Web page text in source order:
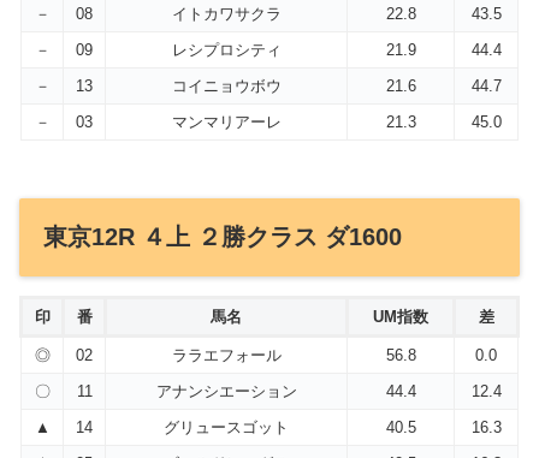
－
08 イトカワサクラ 22.8
43.5
－
09 レシプロシティ 21.9
44.4
－
13 コイニョウボウ 21.6
44.7
－
03 マンマリアーレ 21.3 45.0
東京12R ４上 ２勝クラス ダ1600
印 番 馬名 UM指数 差
◎ 02 ララエフォール 56.8
0.0
〇
11 アナンシエーション 44.4
12.4
▲
14 グリュースゴット 40.5
16.3